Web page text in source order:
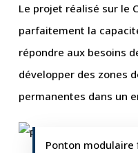
Le projet réalisé sur le
parfaitement la
répondre aux besoins
développer des zones
permanentes dans un
Ponton